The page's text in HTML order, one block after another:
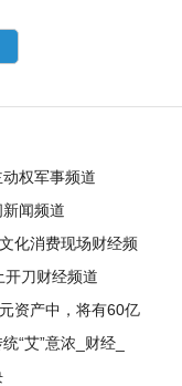
权军事频道
闻频道
化消费现场财经频
开刀财经频道
资产中，将有60亿
“艾”意浓_财经_